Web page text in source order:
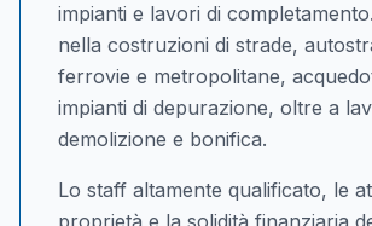
impianti e lavori di
nella costruzioni di strade,
ferrovie e metropolitane,
impianti di depurazione, oltre a
demolizione e bonifica.
Lo staff altamente qualificato, le